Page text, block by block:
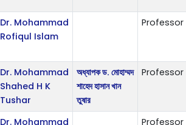
Dr. Mohammad
Rofiqul Islam
Professor
Dr. Mohammad
Shahed H K
Tushar
অধ্যাপক ড. মোহাম্মদ
শাহেদ হাসান খান
তুষার
Professor
Dr. Mohammad Professor